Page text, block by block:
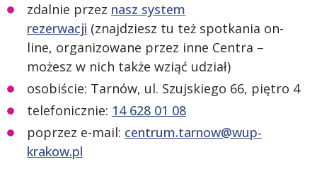
zdalnie przez nasz system
rezerwacji (znajdziesz tu też spotkania on-
line, organizowane przez inne Centra –
możesz w nich także wziąć udział)
osobiście: Tarnów, ul. Szujskiego 66, piętro 4
telefonicznie: 14 628 01 08
poprzez e-mail: centrum.tarnow@wup-
krakow.pl